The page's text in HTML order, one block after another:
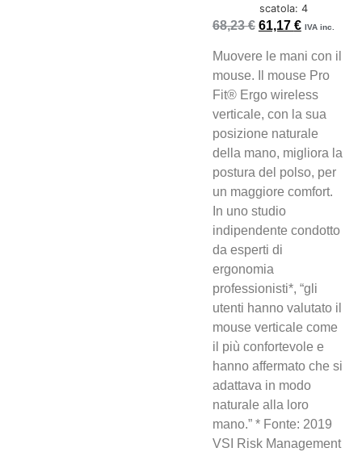
scatola: 4
68,23€ 61,17 € IVA inc.
Muovere le mani con il
mouse. Il mouse Pro
Fit® Ergo wireless
verticale, con la sua
posizione naturale
della mano, migliora la
postura del polso, per
un maggiore comfort.
In uno studio
indipendente condotto
da esperti di
ergonomia
professionisti*, “gli
utenti hanno valutato il
mouse verticale come
il più confortevole e
hanno affermato che si
adattava in modo
naturale alla loro
mano.” * Fonte: 2019
VSI Risk Management